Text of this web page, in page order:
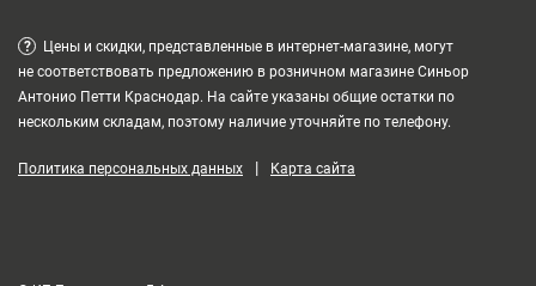
?
Цены и скидки, представленные в интернет-магазине, могут
не соответствовать предложению в розничном магазине Синьор
Антонио Петти Краснодар. На сайте указаны общие остатки по
нескольким складам, поэтому наличие уточняйте по телефону.
Политика персональных данных | Карта сайта